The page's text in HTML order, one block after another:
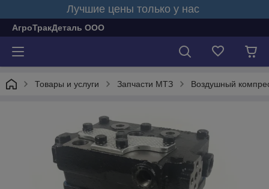
Лучшие цены только у нас
АгроТракДеталь ООО
Товары и услуги Запчасти МТЗ Воздушный